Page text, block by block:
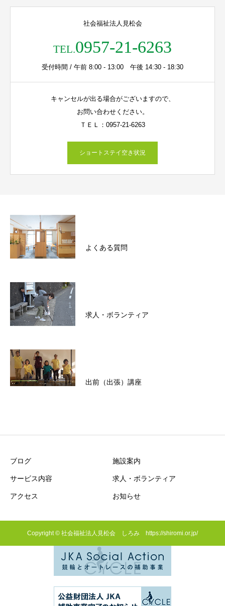
社会福祉法人見松会
TEL.0957-21-6263
受付時間 / 午前 8:00 - 13:00 午後 14:30 - 18:30
キャンセルが出る場合がございますので、
お問い合わせください。
ＴＥＬ：0957-21-6263
ショートステイ空き状況
よくある質問
求人・ボランティア
出前（出張）講座
ブログ 施設案内
サービス内容 求人・ボランティア
アクセス お知らせ
Copyright © 社会福祉法人見松会 しろみ https://shiromi.or.jp/